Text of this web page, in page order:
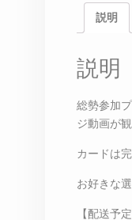
説明
説明
総勢参加
ジ動画が
カードは
お好きな
【配送予